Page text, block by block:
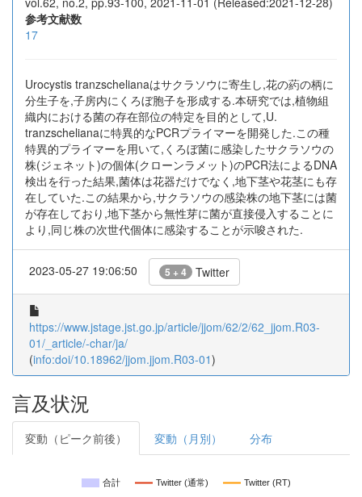
参考文献数
17
Urocystis tranzschelianaはサクラソウに寄生し,花の葯の柄に
分生子を,子房内にくろぼ胞子を形成する.本研究では,植物組
織内における菌の存在部位の特定を目的として,U.
tranzschelianaに特異的なPCRプライマーを開発した.この種
特異的プライマーを用いて,くろぼ菌に感染したサクラソウの
株(ジェネット)の個体(クローンラメット)のPCR法によるDNA
検出を行った結果,菌体は花器だけでなく,地下茎や花茎にも存
在していた.この結果から,サクラソウの感染株の地下茎には菌
が存在しており,地下茎から無性芽に菌が直接侵入することに
より,同じ株の次世代個体に感染することが示唆された.
2023-05-27 19:06:50 5 + 4 Twitter
https://www.jstage.jst.go.jp/article/jjom/62/2/62_jjom.R03-
01/_article/-char/ja/
(info:doi/10.18962/jjom.jjom.R03-01)
言及状況
変動（ピーク前後） 変動（月別） 分布
合計 Twitter (通常) Twitter (RT)